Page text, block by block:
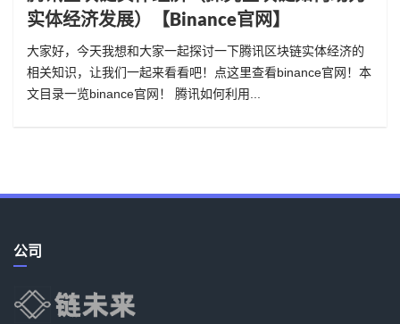
实体经济发展）【binance官网】
大家好，今天我想和大家一起探讨一下腾讯区块链实体经济的
相关知识，让我们一起来看看吧！点这里查看binance官网！本
文目录一览binance官网！ 腾讯如何利用...
公司